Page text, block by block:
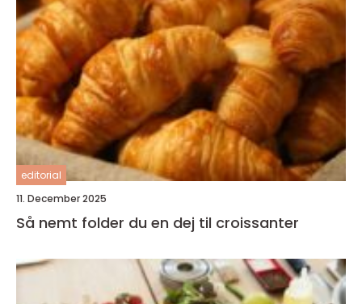
editorial
11. December 2025
Så nemt folder du en dej til croissanter